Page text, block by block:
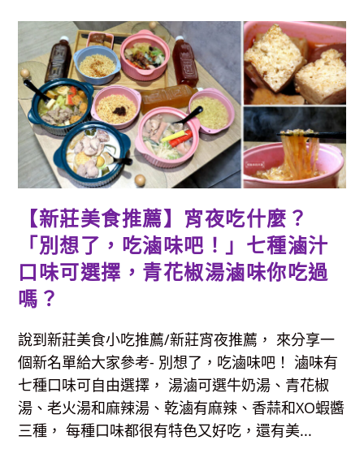
飢
逅-
超
萌
動
物
湯
底
火
鍋，
海
陸
雙
拼
份
大
高
CP
值，
肉
燥
飯、
料
吃
到
飽，
還
可
DIY
棉
花
糖
【新莊美食推薦】宵夜吃什麼？
「別想了，吃滷味吧！」七種滷汁
口味可選擇，青花椒湯滷味你吃過
嗎？
說到新莊美食小吃推薦/新莊宵夜推薦， 來分享一
個新名單給大家參考- 別想了，吃滷味吧！ 滷味有
七種口味可自由選擇， 湯滷可選牛奶湯、青花椒
湯、老火湯和麻辣湯、乾滷有麻辣、香蒜和XO蝦醬
三種， 每種口味都很有特色又好吃，還有美...